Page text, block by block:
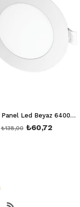
6W Slim Panel Led Beyaz 6400K Ct 5145
₺60,72
₺138,00